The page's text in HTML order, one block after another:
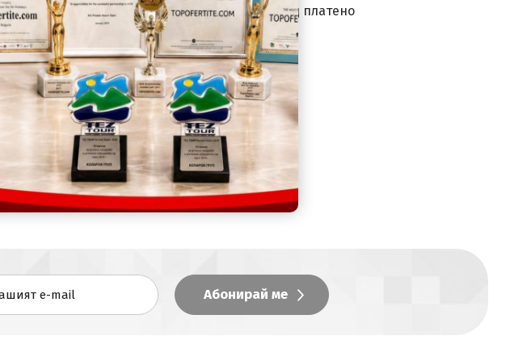
волейбол, тенис на маса безплатно. Билярд платено